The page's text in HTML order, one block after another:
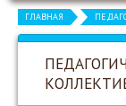
ГЛАВНАЯ